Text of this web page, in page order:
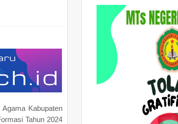
Kabupaten
Tahun 2024